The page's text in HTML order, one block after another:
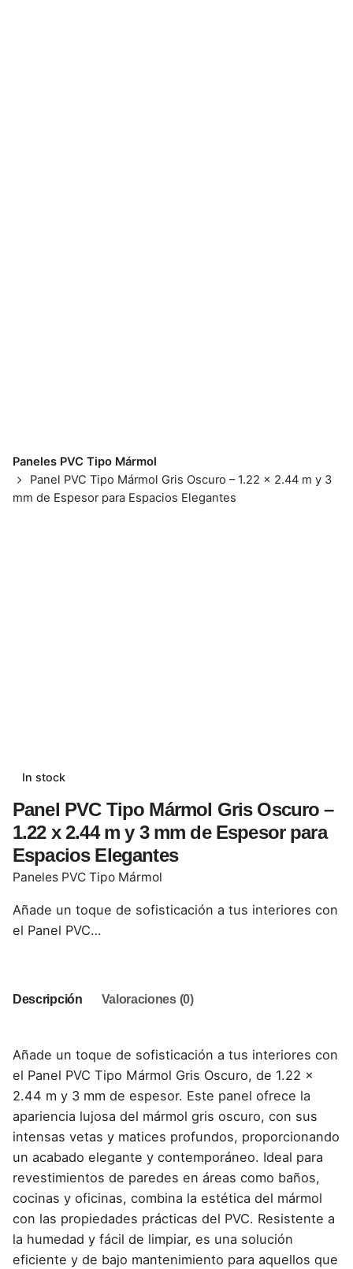
Paneles PVC Tipo Mármol
Panel PVC Tipo Mármol Gris Oscuro – 1.22 x 2.44 m y 3
mm de Espesor para Espacios Elegantes
In stock
Panel PVC Tipo Mármol Gris Oscuro –
1.22 x 2.44 m y 3 mm de Espesor para
Espacios Elegantes
Paneles PVC Tipo Mármol
Añade un toque de sofisticación a tus interiores con
el Panel PVC…
Descripción Valoraciones (0)
Añade un toque de sofisticación a tus interiores con
el Panel PVC Tipo Mármol Gris Oscuro, de 1.22 x
2.44 m y 3 mm de espesor. Este panel ofrece la
apariencia lujosa del mármol gris oscuro, con sus
intensas vetas y matices profundos, proporcionando
un acabado elegante y contemporáneo. Ideal para
revestimientos de paredes en áreas como baños,
cocinas y oficinas, combina la estética del mármol
con las propiedades prácticas del PVC. Resistente a
la humedad y fácil de limpiar, es una solución
eficiente y de bajo mantenimiento para aquellos que